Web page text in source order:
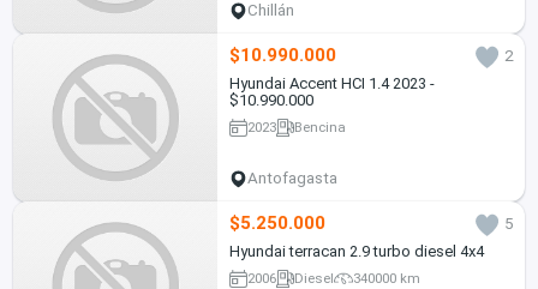
Chillán
$10.990.000
2
Hyundai Accent HCI 1.4 2023 -
$10.990.000
2023 Bencina
Antofagasta
$5.250.000
5
Hyundai terracan 2.9 turbo diesel 4x4
2006 Diesel 340000 km